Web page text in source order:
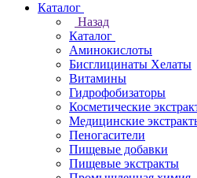
Каталог
Назад
Каталог
Аминокислоты
Бисглицинаты Хелаты
Витамины
Гидрофобизаторы
Косметические
Медицинские
Пеногасители
Пищевые добавки
Пищевые экстракты